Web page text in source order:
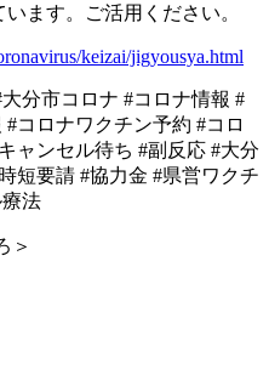
ます。ご活用ください。
keizai/jigyousya.html
大分市コロナ #コロナ情報 #
#コロナワクチン予約 #コロ
キャンセル待ち #副反応 #大分
時短要請 #協力金 #県営ワクチ
法
＞